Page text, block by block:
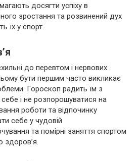
досягти успіху в
зростання та розвинений дух
їх у спорт.
до перевтом і нервових
бути першим часто викликає
Гороскоп радить їм з
себе і не розпорошуватися на
роботи та відпочинку
себе у чудовій
та помірні заняття спортом
здоров’я.